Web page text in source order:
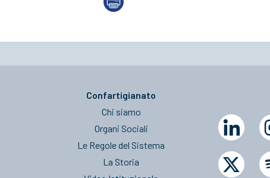
Confartigianato
Chi siamo
Organi Sociali
Le Regole del Sistema
La Storia